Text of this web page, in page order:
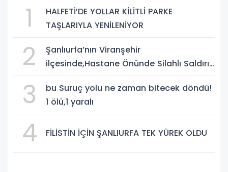
1
HALFETİ’DE YOLLAR KİLİTLİ PARKE
TAŞLARIYLA YENİLENİYOR
2
Şanlıurfa’nın Viranşehir
ilçesinde,Hastane Önünde Silahlı Saldırı:
3
bu Suruç yolu ne zaman bitecek döndü!
1 ölü,1 yaralı
4 FİLİSTİN İÇİN ŞANLIURFA TEK YÜREK OLDU